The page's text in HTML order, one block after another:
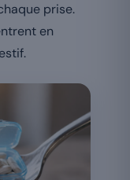
prise.
en